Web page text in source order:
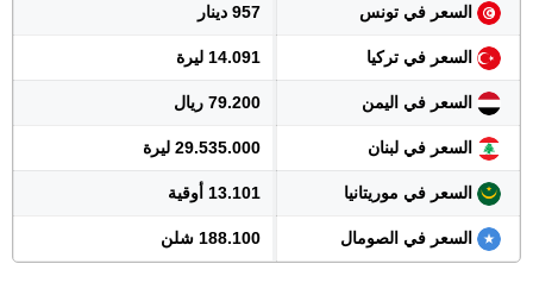
السعر في تونس 957 دينار
السعر في تركيا 14.091 ليرة
السعر في اليمن 79.200 ريال
السعر في لبنان 29.535.000 ليرة
السعر في موريتانيا 13.101 أوقية
السعر في الصومال 188.100 شلن